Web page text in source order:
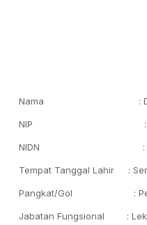
Nama : Dr. H.
NIP :
NIDN :
Tempat Tanggal Lahir :
Pangkat/Gol :
Jabatan Fungsional :